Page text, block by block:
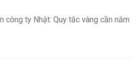
công ty Nhật: Quy tắc vàng cần nắm